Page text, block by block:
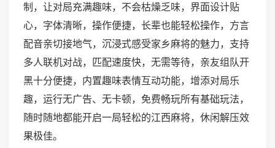
制，让对局充满趣味，不会枯燥乏味，界面设计贴
心，字体清晰，操作便捷，长辈也能轻松操作，方言
配音亲切接地气，沉浸式感受家乡麻将的魅力，支持
多人联机对战，匹配速度快，无需等待，亲友组队开
黑十分便捷，内置趣味表情互动功能，增添对局乐
趣，运行无广告、无卡顿，免费畅玩所有基础玩法，
随时随地都能开启一局轻松的江西麻将，休闲解压效
果极佳。